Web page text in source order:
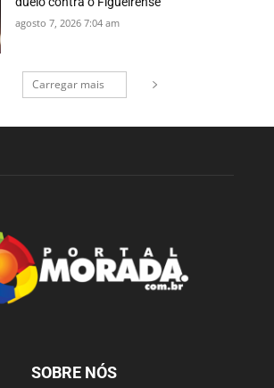
agosto 7, 2026 7:04 am
Carregar mais
SOBRE NÓS